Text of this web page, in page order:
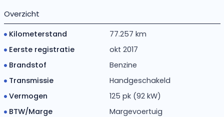
Overzicht
Kilometerstand
77.257 km
Eerste registratie
okt 2017
Brandstof
Benzine
Transmissie
Handgeschakeld
Vermogen
125 pk (92 kW)
BTW/Marge
Margevoertuig